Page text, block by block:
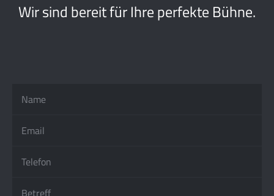
Wir sind bereit für Ihre perfekte Bühne.